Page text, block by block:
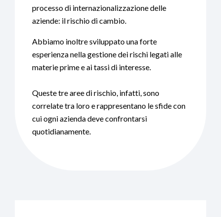
processo di internazionalizzazione delle
aziende: il rischio di cambio.
Abbiamo inoltre sviluppato una forte
esperienza nella gestione dei rischi legati alle
materie prime e ai tassi di interesse.
Queste tre aree di rischio, infatti, sono
correlate tra loro e rappresentano le sfide con
cui ogni azienda deve confrontarsi
quotidianamente.